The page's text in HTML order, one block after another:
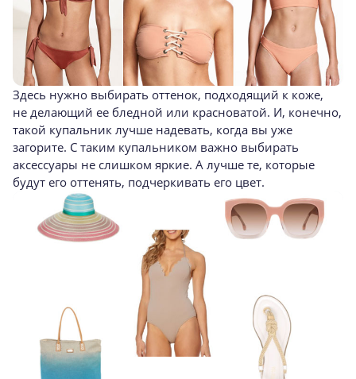
Здесь нужно выбирать оттенок, подходящий к коже,
не делающий ее бледной или красноватой. И, конечно,
такой купальник лучше надевать, когда вы уже
загорите. С таким купальником важно выбирать
аксессуары не слишком яркие. А лучше те, которые
будут его оттенять, подчеркивать его цвет.